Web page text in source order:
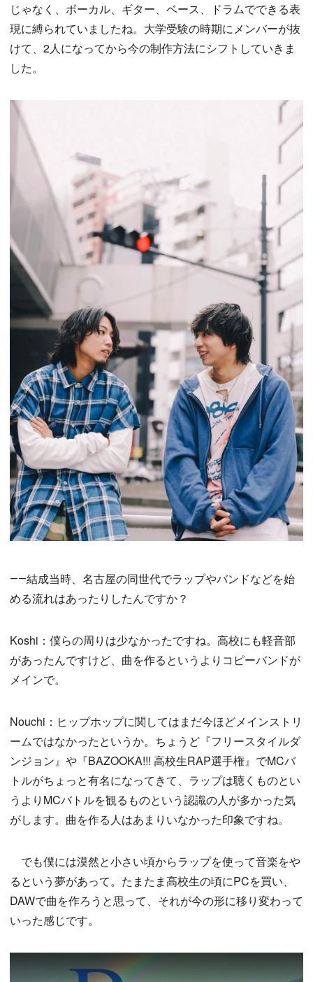
じゃなく、ボーカル、ギター、ベース、ドラムでできる表
現に縛られていましたね。大学受験の時期にメンバーが抜
けて、2人になってから今の制作方法にシフトしていきま
した。
――結成当時、名古屋の同世代でラップやバンドなどを始
める流れはあったりしたんですか？
Koshi：僕らの周りは少なかったですね。高校にも軽音部
があったんですけど、曲を作るというよりコピーバンドが
メインで。
Nouchi：ヒップホップに関してはまだ今ほどメインストリ
ームではなかったというか。ちょうど『フリースタイルダ
ンジョン』や『BAZOOKA!!! 高校生RAP選手権』でMCバ
トルがちょっと有名になってきて、ラップは聴くものとい
うよりMCバトルを観るものという認識の人が多かった気
がします。曲を作る人はあまりいなかった印象ですね。
でも僕には漠然と小さい頃からラップを使って音楽をや
るという夢があって。たまたま高校生の頃にPCを買い、
DAWで曲を作ろうと思って、それが今の形に移り変わって
いった感じです。